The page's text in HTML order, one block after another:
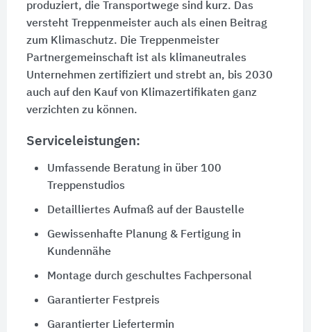
produziert, die Transportwege sind kurz. Das
versteht Treppenmeister auch als einen Beitrag
zum Klimaschutz. Die Treppenmeister
Partnergemeinschaft ist als klimaneutrales
Unternehmen zertifiziert und strebt an, bis 2030
auch auf den Kauf von Klimazertifikaten ganz
verzichten zu können.
Serviceleistungen:
Umfassende Beratung in über 100
Treppenstudios
Detailliertes Aufmaß auf der Baustelle
Gewissenhafte Planung & Fertigung in
Kundennähe
Montage durch geschultes Fachpersonal
Garantierter Festpreis
Garantierter Liefertermin